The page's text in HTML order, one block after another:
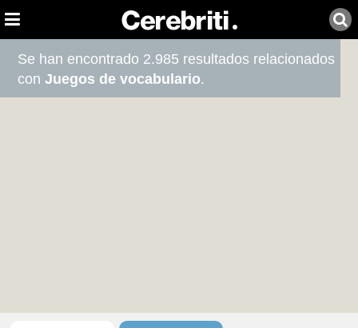
Se han encontrado 2.985 resultados relacionados
conJuegos de vocabulario.